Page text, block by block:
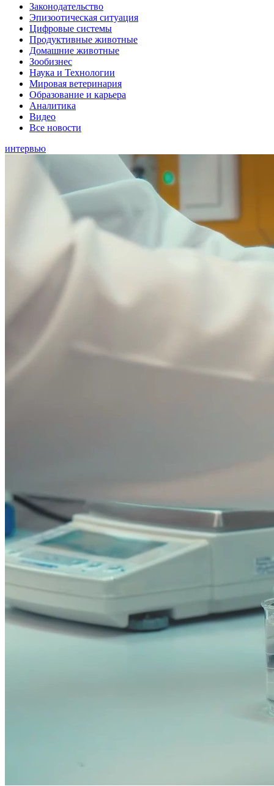
Законодательство
Эпизоотическая ситуация
Цифровые системы
Продуктивные животные
Домашние животные
Зообизнес
Наука и Технологии
Мировая ветеринария
Образование и карьера
Аналитика
Видео
Все новости
интервью